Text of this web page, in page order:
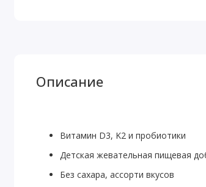
Описание
Витамин D3, K2 и пробиотики
Детская жевательная пищевая
Без сахара, ассорти вкусов